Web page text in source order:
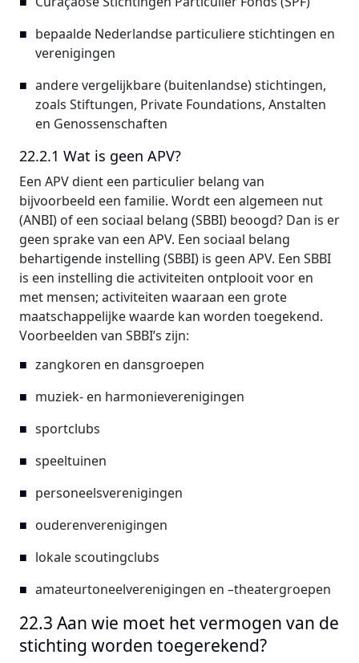
bepaalde Nederlandse particuliere stichtingen en
verenigingen
andere vergelijkbare (buitenlandse) stichtingen,
zoals Stiftungen, Private Foundations, Anstalten
en Genossenschaften
22.2.1 Wat is geen APV?
Een APV dient een particulier belang van
bijvoorbeeld een familie. Wordt een algemeen nut
(ANBI) of een sociaal belang (SBBI) beoogd? Dan is er
geen sprake van een APV. Een sociaal belang
behartigende instelling (SBBI) is geen APV. Een SBBI
is een instelling die activiteiten ontplooit voor en
met mensen; activiteiten waaraan een grote
maatschappelijke waarde kan worden toegekend.
Voorbeelden van SBBI’s zijn:
zangkoren en dansgroepen
muziek- en harmonieverenigingen
sportclubs
speeltuinen
personeelsverenigingen
ouderenverenigingen
lokale scoutingclubs
amateurtoneelverenigingen en –theatergroepen
22.3 Aan wie moet het vermogen van de
stichting worden toegerekend?